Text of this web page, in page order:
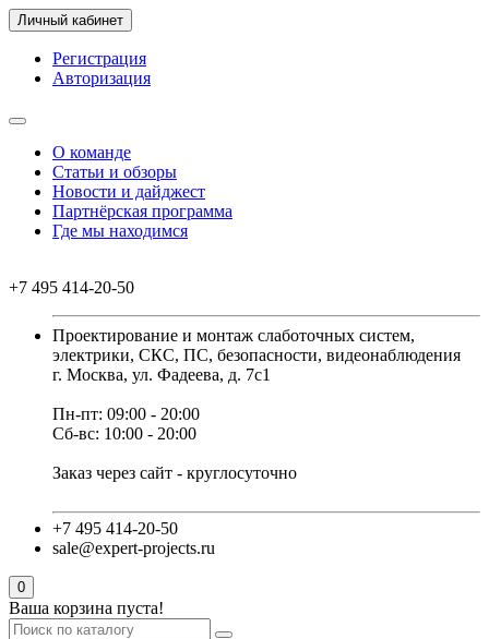
Личный кабинет
Регистрация
Авторизация
О команде
Статьи и обзоры
Новости и дайджест
Партнёрская программа
Где мы находимся
+7 495 414-20-50
Проектирование и монтаж слаботочных систем,
электрики, СКС, ПС, безопасности, видеонаблюдения
г. Москва, ул. Фадеева, д. 7с1
Пн-пт: 09:00 - 20:00
Сб-вс: 10:00 - 20:00
Заказ через сайт - круглосуточно
+7 495 414-20-50
sale@expert-projects.ru
0
Ваша корзина пуста!